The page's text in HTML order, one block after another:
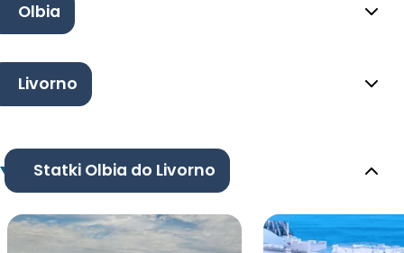
Olbia
Livorno
Statki Olbia do Livorno